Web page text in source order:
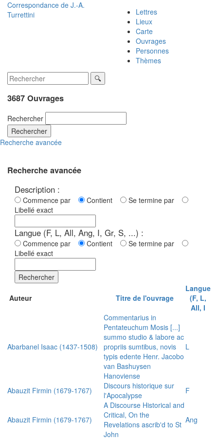
Correspondance de J.-A.
Turrettini
Lettres
Lieux
Carte
Ouvrages
Personnes
Thèmes
3687 Ouvrages
Rechercher
Rechercher
Recherche avancée
Recherche avancée
Description :
Commence par Contient
Se termine par
Libellé exact
Langue (F, L, All, Ang, I, Gr, S, ...) :
Commence par Contient
Se termine par
Libellé exact
Rechercher
Auteur Titre de l'ouvrage
Langue
(F, L,
All, I
Abarbanel Isaac (1437-1508)
Commentarius in
Pentateuchum Mosis [...]
summo studio & labore ac
propriis sumtibus, novis
typis edente Henr. Jacobo
van Bashuysen
Hanoviense
L
Abauzit Firmin (1679-1767)
Discours historique sur
l'Apocalypse
F
Abauzit Firmin (1679-1767)
A Discourse Historical and
Critical, On the
Revelations ascrib'd to St
John
Ang